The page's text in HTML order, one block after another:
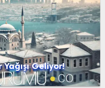
Atakent
Atatürk
Ayazağa
Bağlarbaşi
Geliyor!